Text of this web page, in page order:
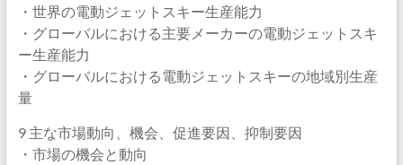
・世界の電動ジェットスキー生産能力
・グローバルにおける主要メーカーの電動ジェットスキ
ー生産能力
・グローバルにおける電動ジェットスキーの地域別生産
量
9 主な市場動向、機会、促進要因、抑制要因
・市場の機会と動向